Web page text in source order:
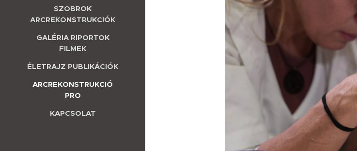
SZOBROK
ARCREKONSTRUKCIÓK
GALÉRIA RIPORTOK
FILMEK
ÉLETRAJZ PUBLIKÁCIÓK
ARCREKONSTRUKCIÓ
PRO
KAPCSOLAT